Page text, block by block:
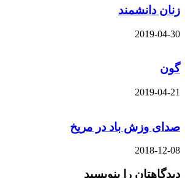
زنان دانشمند
2019-04-30
گون
2019-04-21
صدای وزش باد در مریخ
2018-12-08
دیدگاهتان را بنویسید